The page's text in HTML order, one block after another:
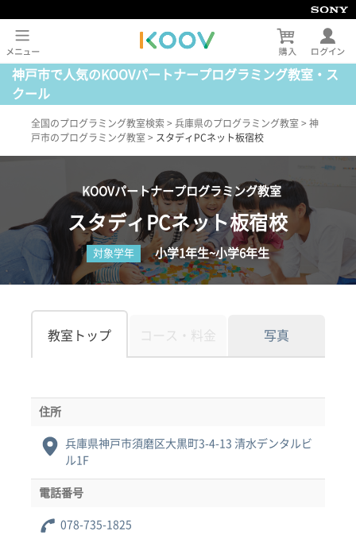
神戸市で人気のKOOVパートナープログラミング教室・ス
クール
全国のプログラミング教室検索 > 兵庫県のプログラミング教室 > 神
戸市のプログラミング教室 > スタディPCネット板宿校
KOOVパートナープログラミング教室
スタディPCネット板宿校
対象学年 小学1年生~小学6年生
教室トップ コース・料金 写真
住所
兵庫県神戸市須磨区大黒町3-4-13 清水デンタルビ
ル1F
電話番号
078-735-1825